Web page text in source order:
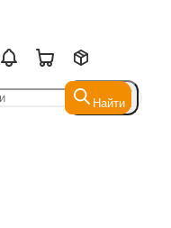
Найти
Найти